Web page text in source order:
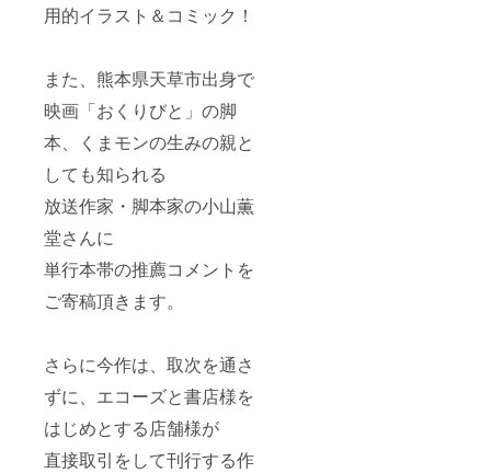
用的イラスト＆コミック！
また、熊本県天草市出身で
映画「おくりびと」の脚
本、くまモンの生みの親と
しても知られる
放送作家・脚本家の小山薫
堂さんに
単行本帯の推薦コメントを
ご寄稿頂きます。
さらに今作は、取次を通さ
ずに、エコーズと書店様を
はじめとする店舗様が
直接取引をして刊行する作